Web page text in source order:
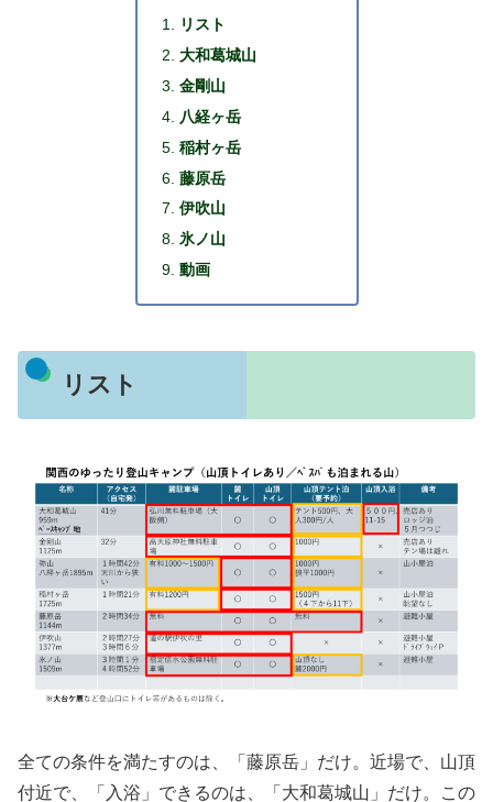
リスト
大和葛城山
金剛山
八経ヶ岳
稲村ヶ岳
藤原岳
伊吹山
氷ノ山
動画
リスト
全ての条件を満たすのは、「藤原岳」だけ。近場で、山頂
付近で、「入浴」できるのは、「大和葛城山」だけ。この